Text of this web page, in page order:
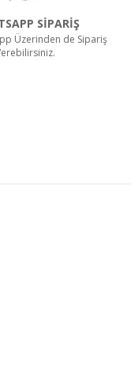
SİPARİŞ
Üzerinden de Sipariş